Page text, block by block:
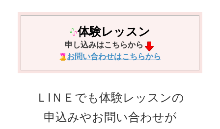
体験レッスン
申し込みはこちらから
お問い合わせはこちらから
ＬIＮＥでも体験レッスンの
申込みやお問い合わせが